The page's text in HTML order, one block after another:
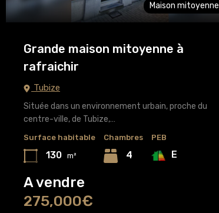
Maison mitoyenne
Grande maison mitoyenne à
rafraichir
Tubize
Située dans un environnement urbain, proche du
centre-ville, de Tubize,…
Surface habitable
130 m²
Chambres
4
PEB
E
A vendre
275,000€